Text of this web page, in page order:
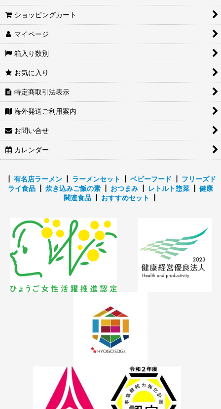
ショッピングカート
マイページ
箱入り数別
お気に入り
特定商取引法表示
海外発送ご利用案内
お問い合せ
カレンダー
有名店ラーメン┃ ラーメンセット ベビーフード
フリーズド
ライ食品
炊き込みご飯の素 おつまみ レトルト惣菜
健康
関連食品┃ おすすめセット